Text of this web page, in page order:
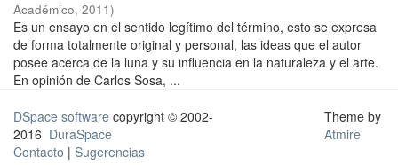
Académico, 2011)
Es un ensayo en el sentido legítimo del término, esto se expresa
de forma totalmente original y personal, las ideas que el autor
posee acerca de la luna y su influencia en la naturaleza y el arte.
En opinión de Carlos Sosa, ...
DSpace software copyright © 2002-
2016 DuraSpace
Contacto | Sugerencias
Theme by
Atmire